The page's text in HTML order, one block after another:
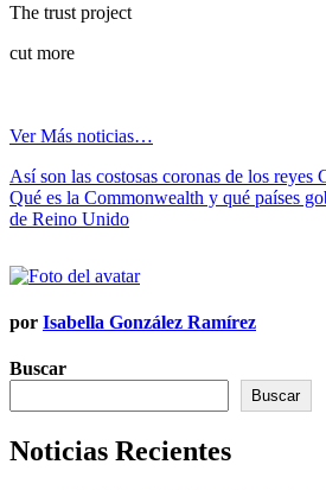
The trust project
cut more
Ver Más noticias…
Navegación
de
Así son las costosas coronas de los reyes
Qué es la Commonwealth y qué países
de Reino Unido
por Isabella González Ramírez
Buscar
Buscar
Noticias Recientes